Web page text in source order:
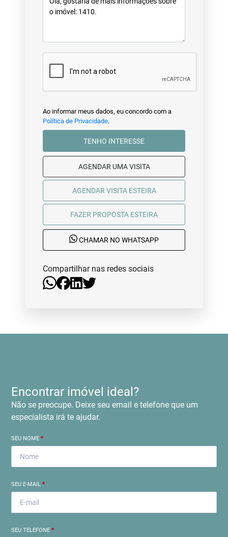
Ao informar meus dados, eu concordo com a
Política de Privacidade.
TENHO INTERESSE
AGENDAR UMA VISITA
AGENDAR VISITA ESTEIRA
FAZER PROPOSTA ESTEIRA
CHAMAR NO WHATSAPP
Compartilhar nas redes sociais
Encontrar imóvel ideal?
Não se preocupe. Deixe seu email e telefone que um
especialista irá te ajudar.
SEU NOME*
SEU E-MAIL*
SEU TELEFONE*